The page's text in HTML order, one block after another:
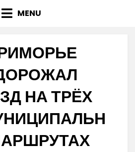
MENU
НА ТРЁХ